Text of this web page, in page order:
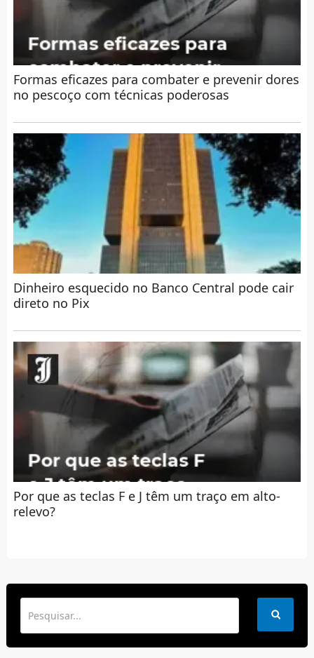
Formas eficazes para combater e prevenir dores
no pescoço com técnicas poderosas
Dinheiro esquecido no Banco Central pode cair
direto no Pix
Por que as teclas F e J têm um traço em alto-
relevo?